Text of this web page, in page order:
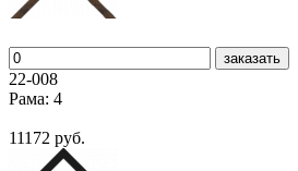
заказать
22-008
Рама: 4
11172 руб.